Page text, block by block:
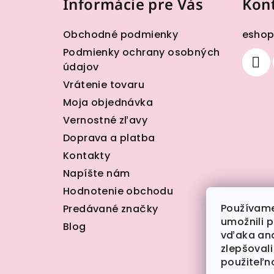
umožnili
vďaka
Informácie pre Vás
Obchodné podmienky
Podmienky ochrany osobných
údajov
Vrátenie tovaru
Moja objednávka
Vernostné zľavy
Doprava a platba
Kontakty
Napíšte nám
Hodnotenie obchodu
Predávané značky
Blog
eshop